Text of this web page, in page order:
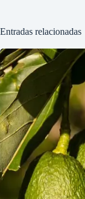
Entradas relacionadas